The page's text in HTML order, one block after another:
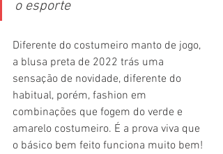
o esporte
Diferente do costumeiro manto de jogo,
a blusa preta de 2022 trás uma
sensação de novidade, diferente do
habitual, porém, fashion em
combinações que fogem do verde e
amarelo costumeiro. É a prova viva que
o básico bem feito funciona muito bem!